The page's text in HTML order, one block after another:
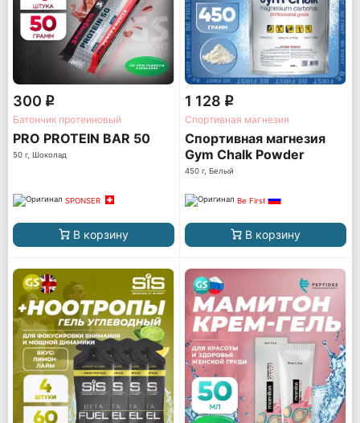
300 q
Батончик протеиновый
PRO PROTEIN BAR 50
50 г, Шоколад
SPONSER
В корзину
1 128 q
Спортивная магнезия
Спортивная магнезия
Gym Chalk Powder
450 г, Белый
Be First
В корзину